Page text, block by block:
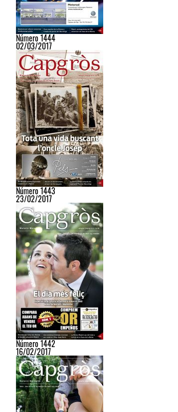
Número 1444
02/03/2017
Número 1443
23/02/2017
Número 1442
16/02/2017